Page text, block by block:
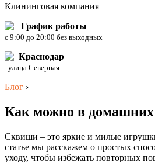
Клининговая компания
График работы
c 9:00 до 20:00 без выходных
Краснодар
улица Северная
Блог ›
Как можно в домашних
Сквиши – это яркие и милые
статье мы расскажем о простых
уходу, чтобы избежать повторных